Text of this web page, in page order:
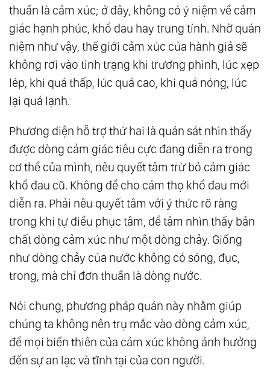
thuần là cảm xúc; ở đây, không có ý niệm về cảm
giác hạnh phúc, khổ đau hay trung tính. Nhờ quán
niệm như vậy, thế giới cảm xúc của hành giả sẽ
không rơi vào tình trạng khi trương phình, lúc xẹp
lép, khi quá thấp, lúc quá cao, khi quá nóng, lúc
lại quá lạnh.
Phương diện hỗ trợ thứ hai là quán sát nhìn thấy
được dòng cảm giác tiêu cực đang diễn ra trong
cơ thể của mình, nêu quyết tâm trừ bỏ cảm giác
khổ đau cũ. Không để cho cảm thọ khổ đau mới
diễn ra. Phải nêu quyết tâm với ý thức rõ ràng
trong khi tự điều phục tâm, để tâm nhìn thấy bản
chất dòng cảm xúc như một dòng chảy. Giống
như dòng chảy của nước không có sóng, đục,
trong, mà chỉ đơn thuần là dòng nước.
Nói chung, phương pháp quán này nhằm giúp
chúng ta không nên trụ mắc vào dòng cảm xúc,
để mọi biến thiên của cảm xúc không ảnh hưởng
đến sự an lạc và tĩnh tại của con người.